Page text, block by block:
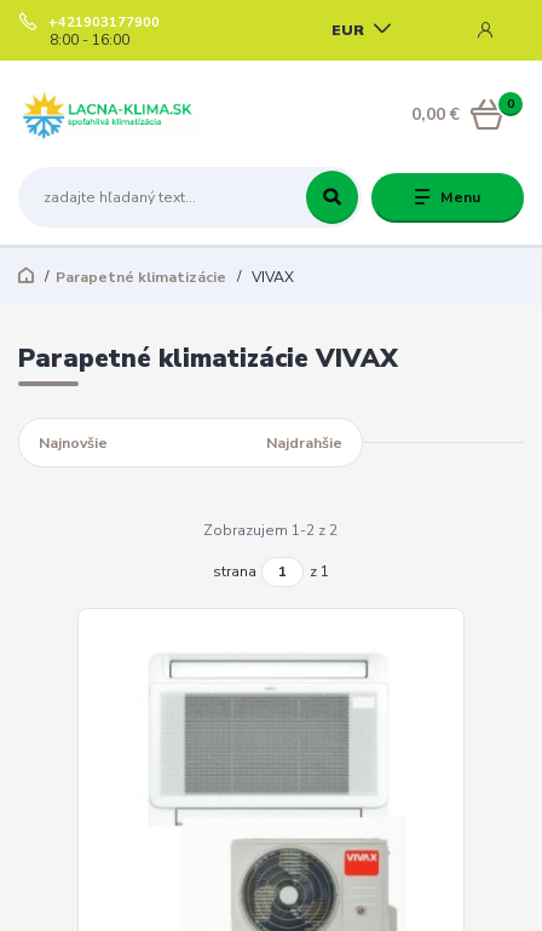
Menu
EUR
+421903177900
8:00 - 16:00
0
0,00 €
Parapetné klimatizácie VIVAX
Parapetné klimatizácie VIVAX
Najnovšie Najdrahšie
Zobrazujem 1-2 z 2
strana z 1